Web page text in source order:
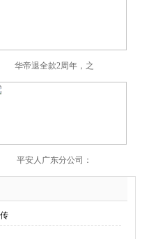
华帝退全款2周年，之
平安人广东分公司：